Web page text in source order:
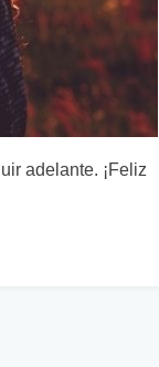
adelante. ¡Feliz